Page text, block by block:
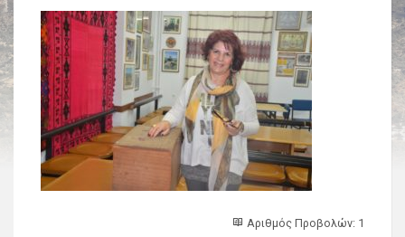
Αριθμός Προβολών: 1